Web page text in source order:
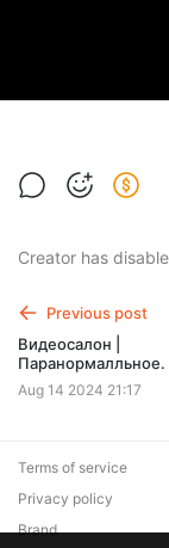
Creator has
Previous post
Видеосалон |
Aug 14 2024 21:17
Terms of service
Privacy policy
Brand